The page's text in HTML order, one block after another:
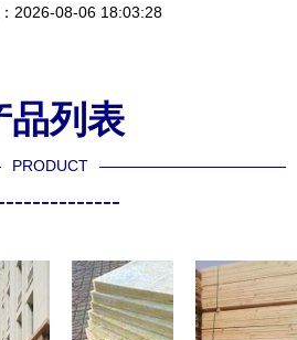
2026-08-06 18:03:28
品列表
PRODUCT